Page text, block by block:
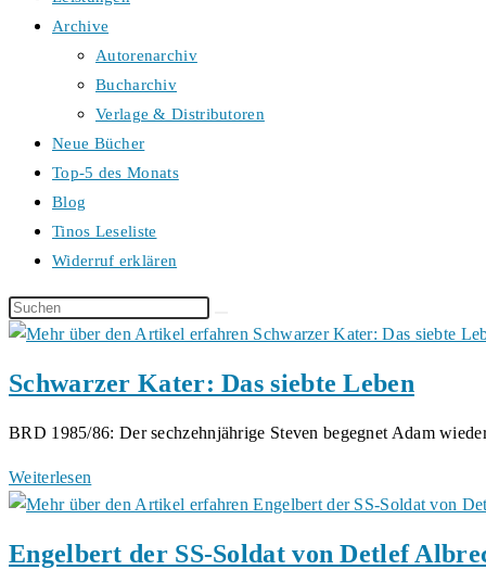
Archive
Autorenarchiv
Bucharchiv
Verlage & Distributoren
Neue Bücher
Top-5 des Monats
Blog
Tinos Leseliste
Widerruf erklären
Diese
Website
Schwarzer Kater: Das siebte Leben
BRD 1985/86: Der sechzehnjährige Steven begegnet Adam
Weiterlesen
Kater:
siebte
Engelbert der SS-Soldat von Detlef